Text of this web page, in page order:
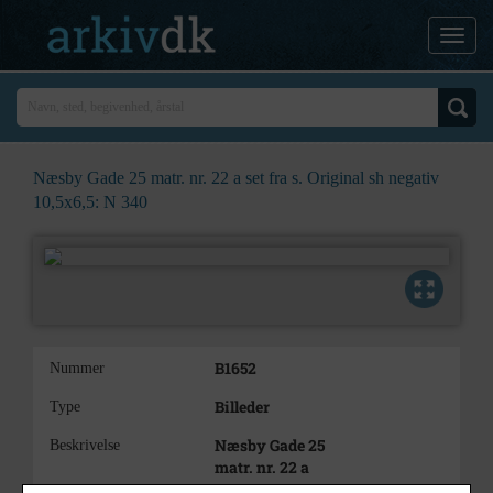
Næsby Gade 25 matr. nr. 22 a set fra s. Original sh negativ
10,5x6,5: N 340
Nummer B1652
Type Billeder
Beskrivelse
Næsby Gade 25
matr. nr. 22 a